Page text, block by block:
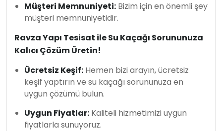
Müşteri Memnuniyeti: Bizim için en önemli şey
müşteri memnuniyetidir.
Ravza Yapı Tesisat ile Su Kaçağı Sorununuza
Kalıcı Çözüm Üretin!
Ücretsiz Keşif: Hemen bizi arayın, ücretsiz
keşif yaptırın ve su kaçağı sorununuza en
uygun çözümü bulun.
Uygun Fiyatlar: Kaliteli hizmetimizi uygun
fiyatlarla sunuyoruz.